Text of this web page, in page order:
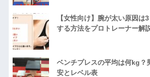
【女性向け】腕が太い原因は
する方法をプロトレーナー解
ベンチプレスの平均は何kg？
安とレベル表